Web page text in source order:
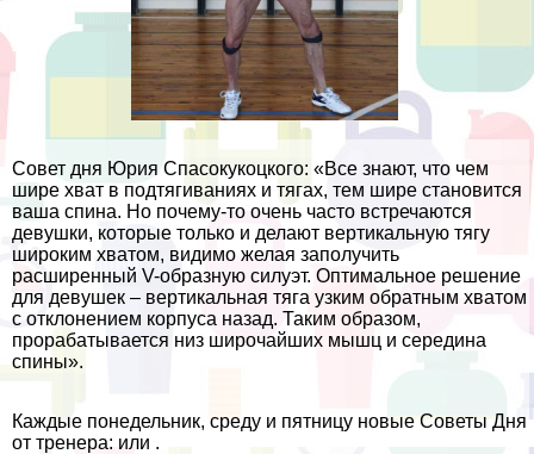
Совет дня Юрия Спасокукоцкого: «Все знают, что чем
шире хват в подтягиваниях и тягах, тем шире становится
ваша спина. Но почему-то очень часто встречаются
дeвyшки, которые только и делают вертикальную тягу
широким хватом, видимо желая заполучить
расширенный V-образную силуэт. Оптимальное решение
для дeвyшек – вертикальная тяга узким обратным хватом
с отклонением корпуса назад. Таким образом,
проpaбатывается низ широчайших мышц и середина
спины».
Каждые понедельник, среду и пятницу новые Советы Дня
от тренера: или .